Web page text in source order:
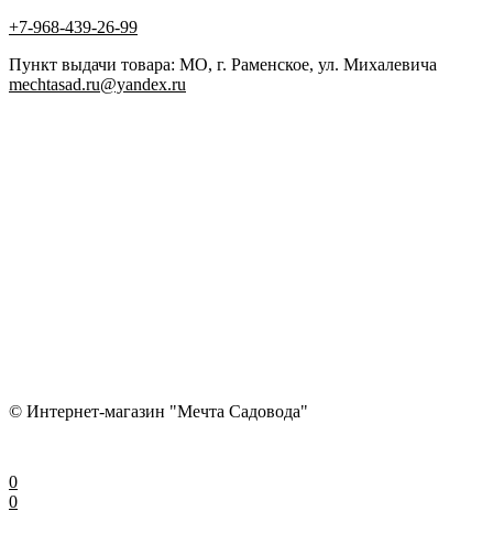
+7-968-439-26-99
Пункт выдачи товара: МО, г. Раменское, ул. Михалевича
mechtasad.ru@yandex.ru
© Интернет-магазин "Мечта Садовода"
0
0